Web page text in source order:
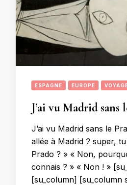
ESPAGNE EUROPE
J’ai vu Madrid sans
J’ai vu Madrid sans le
allée à Madrid ? super,
Prado ? » « Non,
connais ? » « Non ! »
[su_column] [su_column